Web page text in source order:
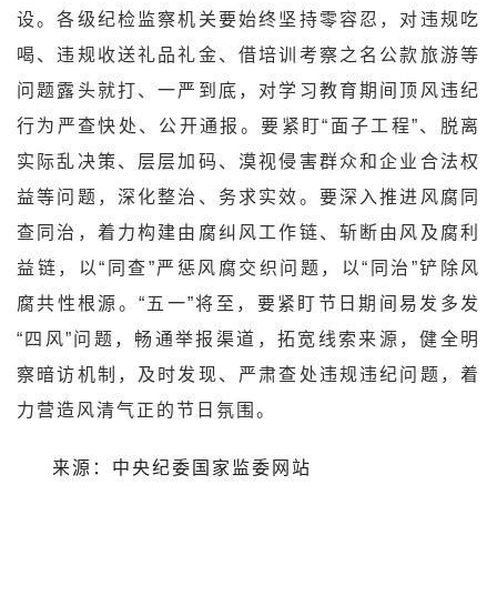
设。各级纪检监察机关要始终坚持零容忍，对违规吃
喝、违规收送礼品礼金、借培训考察之名公款旅游等
问题露头就打、一严到底，对学习教育期间顶风违纪
行为严查快处、公开通报。要紧盯“面子工程”、脱离
实际乱决策、层层加码、漠视侵害群众和企业合法权
益等问题，深化整治、务求实效。要深入推进风腐同
查同治，着力构建由腐纠风工作链、斩断由风及腐利
益链，以“同查”严惩风腐交织问题，以“同治”铲除风
腐共性根源。“五一”将至，要紧盯节日期间易发多发
“四风”问题，畅通举报渠道，拓宽线索来源，健全明
察暗访机制，及时发现、严肃查处违规违纪问题，着
力营造风清气正的节日氛围。
来源：中央纪委国家监委网站